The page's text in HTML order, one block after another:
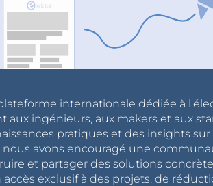
internationale dédiée à
aux ingénieurs, aux makers et aux
pratiques et des insights
nous avons encouragé une
et partager des solutions
exclusif à des projets, de